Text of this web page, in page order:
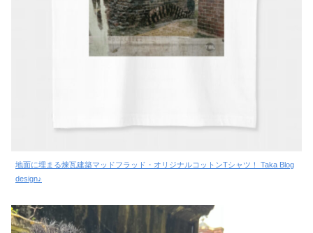
地面に埋まる煉瓦建築マッドフラッド・オリジナルコットンTシャツ！ Taka Blog
design♪